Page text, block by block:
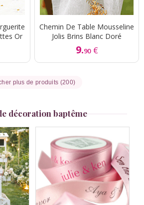
Or
Chemin De Table Mousseline
Jolis Brins Blanc Doré
9.90 €
plus de produits (200)
décoration baptême